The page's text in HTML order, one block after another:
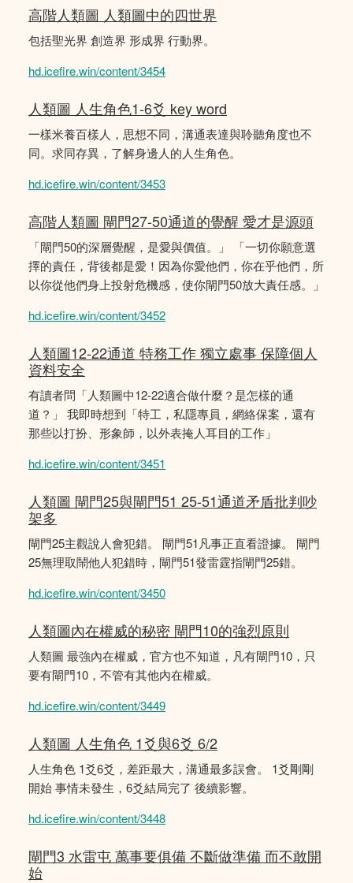
高階人類圖 人類圖中的四世界
包括聖光界 創造界 形成界 行動界。
hd.icefire.win/content/3454
人類圖 人生角色1-6爻 key word
一樣米養百樣人，思想不同，溝通表達與聆聽角度也不
同。求同存異，了解身邊人的人生角色。
hd.icefire.win/content/3453
高階人類圖 閘門27-50通道的覺醒 愛才是源頭
「閘門50的深層覺醒，是愛與價值。」 「一切你願意選
擇的責任，背後都是愛！因為你愛他們，你在乎他們，所
以你從他們身上投射危機感，使你閘門50放大責任感。」
hd.icefire.win/content/3452
人類圖12-22通道 特務工作 獨立處事 保障個人
資料安全
有讀者問「人類圖中12-22適合做什麼？是怎樣的通
道？」 我即時想到「特工，私隱專員，網絡保案，還有
那些以打扮、形象師，以外表掩人耳目的工作」
hd.icefire.win/content/3451
人類圖 閘門25與閘門51 25-51通道矛盾批判吵
架多
閘門25主觀說人會犯錯。 閘門51凡事正直看證據。 閘門
25無理取鬧他人犯錯時，閘門51發雷霆指閘門25錯。
hd.icefire.win/content/3450
人類圖內在權威的秘密 閘門10的強烈原則
人類圖 最強內在權威，官方也不知道，凡有閘門10，只
要有閘門10，不管有其他內在權威。
hd.icefire.win/content/3449
人類圖 人生角色 1爻與6爻 6/2
人生角色 1爻6爻，差距最大，溝通最多誤會。 1爻剛剛
開始 事情未發生，6爻結局完了 後續影響。
hd.icefire.win/content/3448
閘門3 水雷屯 萬事要俱備 不斷做準備 而不敢開
始